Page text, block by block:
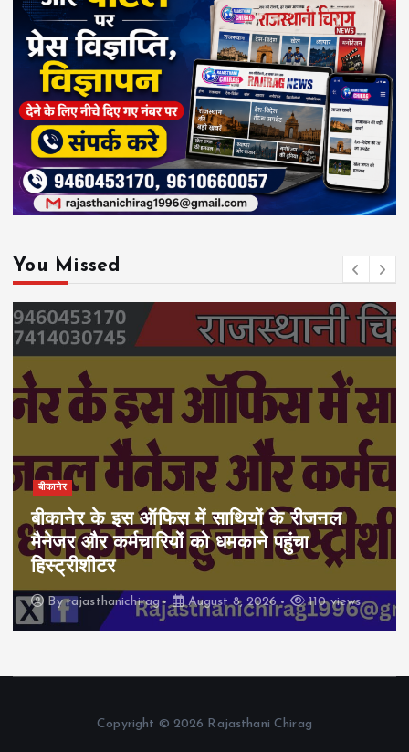
You Missed
बीकानेर
बीकानेर के इस ऑफिस में साथियों के रीजनल
मैनेजर और कर्मचारियों को धमकाने पहुंचा
हिस्ट्रीशीटर
Byrajasthanichirag August 8, 2026 110 views
Copyright © 2026 Rajasthani Chirag